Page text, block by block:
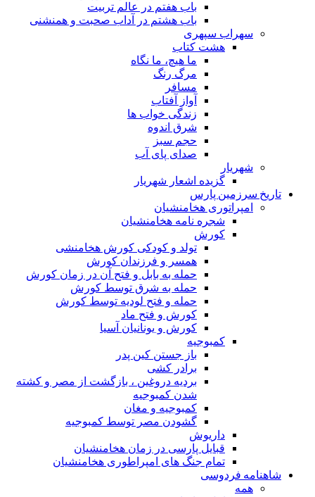
باب هفتم در عالم تربیت
باب هشتم در آداب صحبت و همنشنى
سهراب سپهری
هشت کتاب
ما هیچ، ما نگاه
مرگ رنگ
مسافر
آواز آفتاب
زندگی خواب ها
شرق اندوه
حجم سبز
صدای پای آب
شهریار
گزیده اشعار شهریار
تاریخ سرزمین پارس
امپراتوری هخامنشیان
شجره نامه هخامنشیان
کورش
تولد و کودکی کورش هخامنشی
همسر و فرزندان کورش
حمله به بابل و فتح آن در زمان کورش
حمله به شرق توسط کورش
حمله و فتح لودیه توسط کورش
کورش و فتح ماد
کورش و یونانیان آسیا
کمبوجیه
باز جستن کین پدر
برادر کشی
بردیه دروغین ، بازگشت از مصر و کشته
شدن کمبوجیه
کمبوجیه و مغان
گشودن مصر توسط کمبوجیه
داریوش
قبایل پارسی در زمان هخامنشیان
تمام جنگ های امپراطوری هخامنشیان
شاهنامه فردوسی
همه